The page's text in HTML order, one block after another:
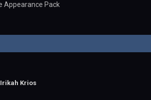
Pack
Krios